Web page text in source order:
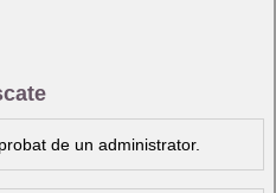
de un administrator.